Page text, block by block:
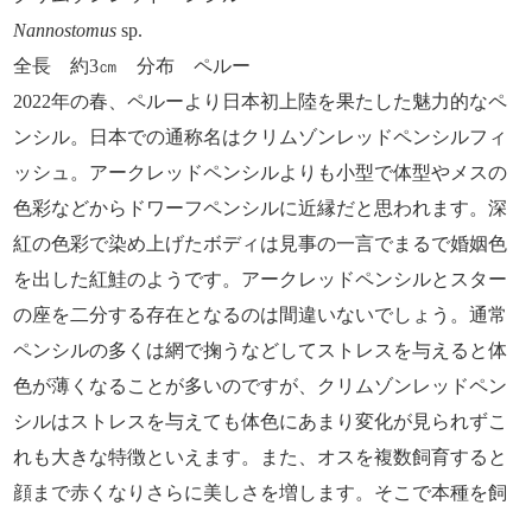
Nannostomus sp.
全長 約3㎝ 分布 ペルー
2022年の春、ペルーより日本初上陸を果たした魅力的なペ
ンシル。日本での通称名はクリムゾンレッドペンシルフィ
ッシュ。アークレッドペンシルよりも小型で体型やメスの
色彩などからドワーフペンシルに近縁だと思われます。深
紅の色彩で染め上げたボディは見事の一言でまるで婚姻色
を出した紅鮭のようです。アークレッドペンシルとスター
の座を二分する存在となるのは間違いないでしょう。通常
ペンシルの多くは網で掬うなどしてストレスを与えると体
色が薄くなることが多いのですが、クリムゾンレッドペン
シルはストレスを与えても体色にあまり変化が見られずこ
れも大きな特徴といえます。また、オスを複数飼育すると
顔まで赤くなりさらに美しさを増します。そこで本種を飼